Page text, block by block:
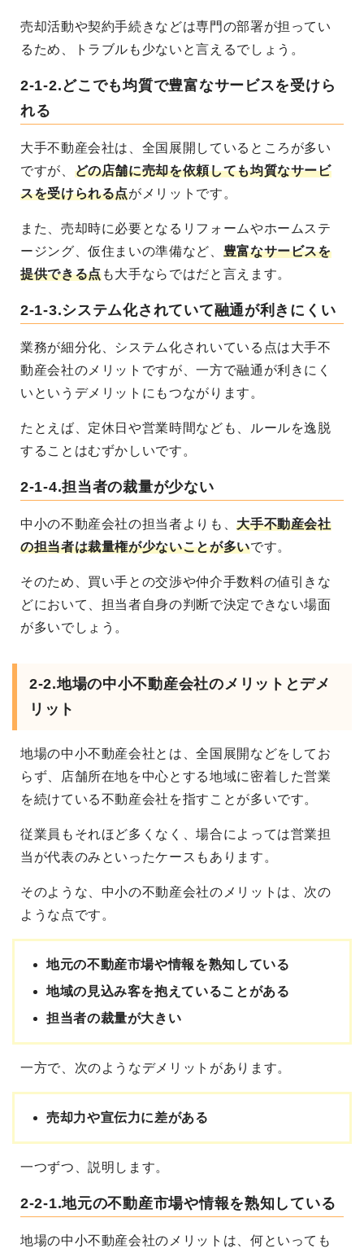
売却活動や契約手続きなどは専門の部署が担ってい
るため、トラブルも少ないと言えるでしょう。
2-1-2.どこでも均質で豊富なサービスを受けら
れる
大手不動産会社は、全国展開しているところが多い
ですが、 どの店舗に売却を依頼しても均質なサービ
スを受けられる点がメリットです。
また、売却時に必要となるリフォームやホームステ
ージング、仮住まいの準備など、 豊富なサービスを
提供できる点も大手ならではだと言えます。
2-1-3.システム化されていて融通が利きにくい
業務が細分化、システム化されいている点は大手不
動産会社のメリットですが、一方で融通が利きにく
いというデメリットにもつながります。
たとえば、定休日や営業時間なども、ルールを逸脱
することはむずかしいです。
2-1-4.担当者の裁量が少ない
中小の不動産会社の担当者よりも、大手不動産会社
の担当者は裁量権が少ないことが多いです。
そのため、買い手との交渉や仲介手数料の値引きな
どにおいて、担当者自身の判断で決定できない場面
が多いでしょう。
2-2.地場の中小不動産会社のメリットとデメ
リット
地場の中小不動産会社とは、全国展開などをしてお
らず、店舗所在地を中心とする地域に密着した営業
を続けている不動産会社を指すことが多いです。
従業員もそれほど多くなく、場合によっては営業担
当が代表のみといったケースもあります。
そのような、中小の不動産会社のメリットは、次の
ような点です。
地元の不動産市場や情報を熟知している
地域の見込み客を抱えていることがある
担当者の裁量が大きい
一方で、次のようなデメリットがあります。
売却力や宣伝力に差がある
一つずつ、説明します。
2-2-1.地元の不動産市場や情報を熟知している
地場の中小不動産会社のメリットは、何といっても